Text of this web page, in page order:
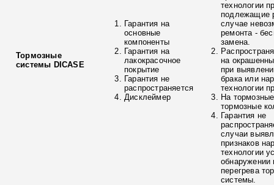
Тормозные
системы DICASE
Гарантия на
основные
компоненты
Гарантия на
лакокрасочное
покрытие
Гарантия не
распространяется
Дисклеймер
технологии
подлежащие
случае
ремонта -
замена.
на
при
брака или
технологии
На
тормозные
Гарантия не
случаи
признаков
технологии
обнаружении
перегрева
системы.